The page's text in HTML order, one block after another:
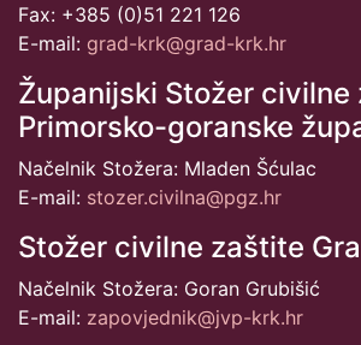
Fax: +385 (0)51 221 126
E-mail: grad-krk@grad-krk.hr
Županijski Stožer civilne
Primorsko-goranske
Načelnik Stožera: Mladen Šćulac
E-mail: stozer.civilna@pgz.hr
Stožer civilne zaštite
Načelnik Stožera: Goran Grubišić
E-mail: zapovjednik@jvp-krk.hr